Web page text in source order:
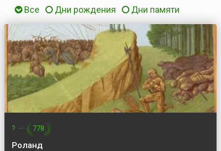
Все Дни рождения Дни памяти
? — 778
Роланд